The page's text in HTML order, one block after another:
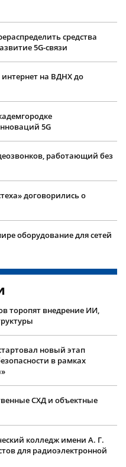
средства
5G-связи
на ВДНХ до
5G
работающий без
договорились о
оборудование для сетей
торопят внедрение ИИ,
новый этап
в рамках
СХД и объектные
колледж имени А. Г.
для радиоэлектронной